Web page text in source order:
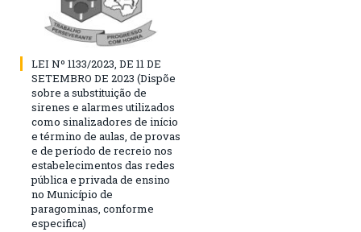
LEI Nº 1133/2023, DE 11 DE
SETEMBRO DE 2023 (Dispõe
sobre a substituição de
sirenes e alarmes utilizados
como sinalizadores de início
e término de aulas, de provas
e de período de recreio nos
estabelecimentos das redes
pública e privada de ensino
no Município de
paragominas, conforme
especifica)